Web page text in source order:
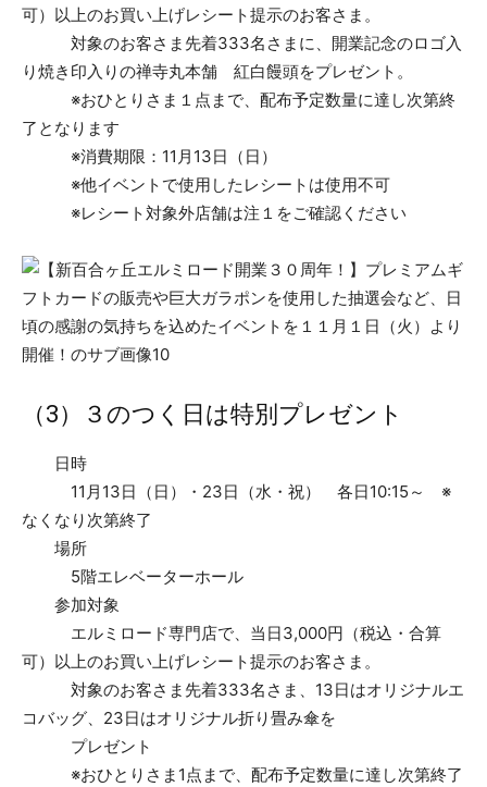
可）以上のお買い上げレシート提示のお客さま。
対象のお客さま先着333名さまに、開業記念のロゴ入
り焼き印入りの禅寺丸本舗 紅白饅頭をプレゼント。
※おひとりさま１点まで、配布予定数量に達し次第終
了となります
※消費期限：11月13日（日）
※他イベントで使用したレシートは使用不可
※レシート対象外店舗は注１をご確認ください
（3）３のつく日は特別プレゼント
日時
11月13日（日）・23日（水・祝） 各日10:15～ ※
なくなり次第終了
場所
5階エレベーターホール
参加対象
エルミロード専門店で、当日3,000円（税込・合算
可）以上のお買い上げレシート提示のお客さま。
対象のお客さま先着333名さま、13日はオリジナルエ
コバッグ、23日はオリジナル折り畳み傘を
プレゼント
※おひとりさま1点まで、配布予定数量に達し次第終了